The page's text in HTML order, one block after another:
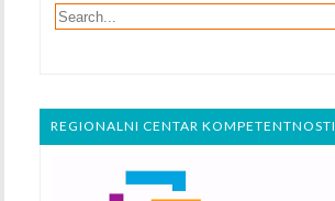
REGIONALNI CENTAR KOMPETENTNOSTI